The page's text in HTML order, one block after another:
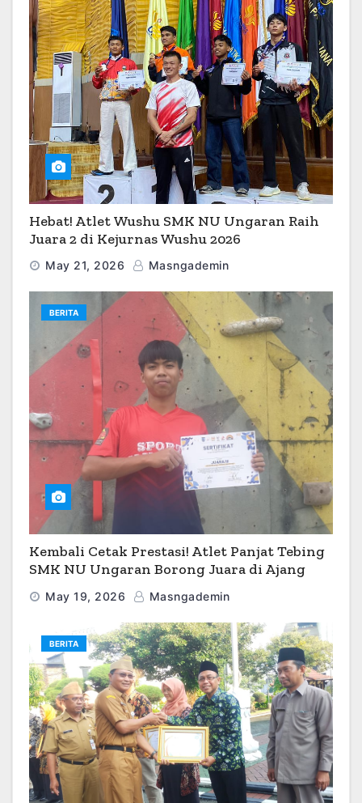
Hebat! Atlet Wushu SMK NU Ungaran Raih
Juara 2 di Kejurnas Wushu 2026
May 21, 2026 Masngademin
BERITA
Kembali Cetak Prestasi! Atlet Panjat Tebing
SMK NU Ungaran Borong Juara di Ajang
May 19, 2026 Masngademin
BERITA